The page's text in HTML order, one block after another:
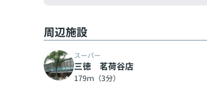
周辺施設
スーパー
三徳 茗荷谷店
179ｍ（3分）